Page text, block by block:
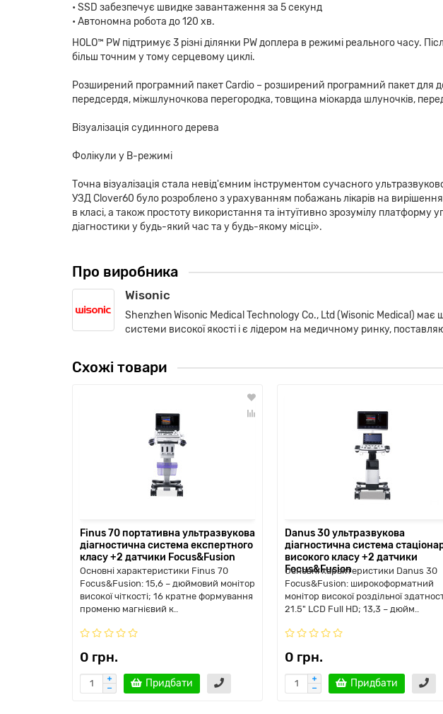
• SSD забезпечує швидке завантаження за 5 секунд
• Автономна робота до 120 хв.
HOLO™ PW підтримує 3 різні ділянки PW доплера в режимі реального
більш точним у тому серцевому циклі.
Розширений програмний пакет Cardio – розширений програмний пакет для
передсердя, міжшлуночкова перегородка, товщина міокарда шлуночків,
Візуалізація судинного дерева
Фолікули у В-режимі
Точна візуалізація стала невід'ємним інструментом сучасного
УЗД Clover60 було розроблено з урахуванням побажань лікарів на
в класі, а також простоту використання та інтуїтивно зрозумілу
діагностики у будь-який час та у будь-якому місці».
Про виробника
Wisonic
Shenzhen Wisonic Medical Technology Co., Ltd (Wisonic Medical)
системи високої якості і є лідером на медичному ринку,
Схожі товари
Finus 70 портативна ультразвукова
діагностична система експертного
класу +2 датчики Focus&Fusion
Основні характеристики Finus 70
Focus&Fusion: 15,6 – дюймовий монітор
високої чіткості; 16 кратне формування
променю магнієвий к..
0 грн.
Придбати
Danus 30 ультразвукова
діагностична система
високого класу +2 датчики
Focus&Fusion
Основні характеристики Danus 30
Focus&Fusion: широкоформатний
монітор високої роздільної
21.5" LCD Full HD; 13,3 – дюйм..
0 грн.
Придбати